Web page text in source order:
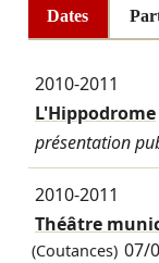
Dates
2010-2011
L'Hippodrome
présentation
2010-2011
Théâtre
(Coutances) 07/